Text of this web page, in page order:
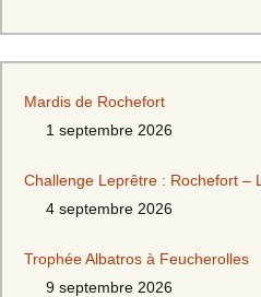
Mardis de Rochefort
1 septembre 2026
Challenge Leprêtre : Rochefort –
4 septembre 2026
Trophée Albatros à Feucherolles
9 septembre 2026